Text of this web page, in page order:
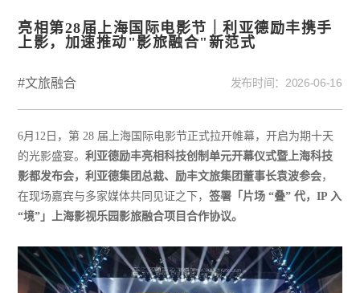
亮相第28届上海国际电影节｜利亚德励丰携手
上影，加速推动"影旅融合"新范式
#文旅融合 发布时间： 2026-06-16
6月12日，第 28 届上海国际电影节正式拉开帷幕，开启为期十天
的光影盛宴。利亚德励丰亮相科技创制单元开幕仪式暨上海科技
影都发布会，利亚德集团总裁、励丰文旅集团董事长袁波参会，
在现场嘉宾与多家媒体共同见证之下，签署「片场 “叠” 代，IP 入
“境”」上海影视乐园影旅融合项目合作协议。